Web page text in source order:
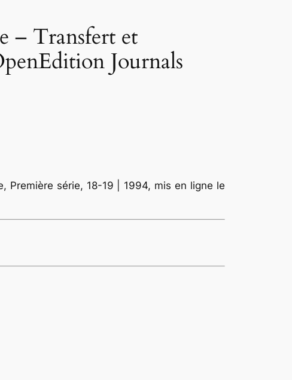
– Transfert et
Journals
, Première série, 18-19 | 1994, mis en ligne le